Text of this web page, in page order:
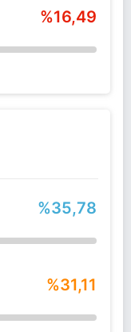
%16,49
%35,78
%31,11